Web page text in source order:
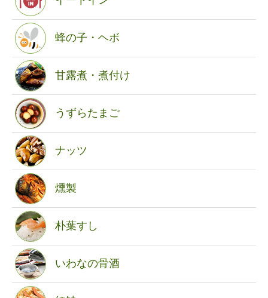
蜂の子・ヘボ
甘露煮・煮付け
うずらたまご
ナッツ
燻製
朴葉すし
いわなの骨酒